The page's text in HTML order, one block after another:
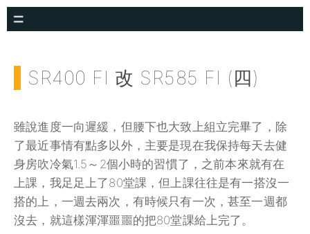
SR400 FI 改 SR585 FI (四)
雖說進度一向遲緩，但腰下也大致上組立完畢了，除
了最近事情有點多以外，主要是現在我保持每天去健
身房吹冷氣1.5～2個小時的習慣了，之前本來就有在
上課，我足足上了80堂課，但上課往往是有一搭沒一
搭的上，一週去兩次，有時候只有一次，甚至一週都
沒去，就這樣渾渾噩噩的把80堂課給上完了。